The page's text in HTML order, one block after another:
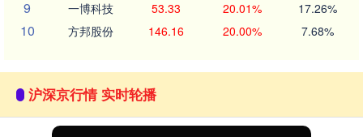
9 一博科技 53.33 20.01% 17.26%
10 方邦股份 146.16 20.00% 7.68%
沪深京行情 实时轮播